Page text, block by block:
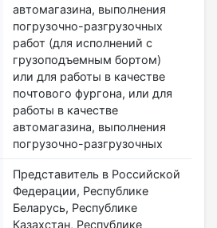
автомагазина, выполнения
погрузочно-разгрузочных
работ (для исполнений с
грузоподъемным бортом)
или для работы в качестве
почтового фургона, или для
работы в качестве
автомагазина, выполнения
погрузочно-разгрузочных
Представитель в Российской
Федерации, Республике
Беларусь, Республике
Казахстан, Республике